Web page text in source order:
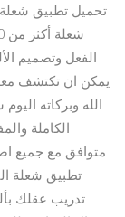
تحميل تطبيق شعلة
الفعل وتصميم
الكاملة
متوافق مع جميع
تطبيق شعلة
تدريب عقلك